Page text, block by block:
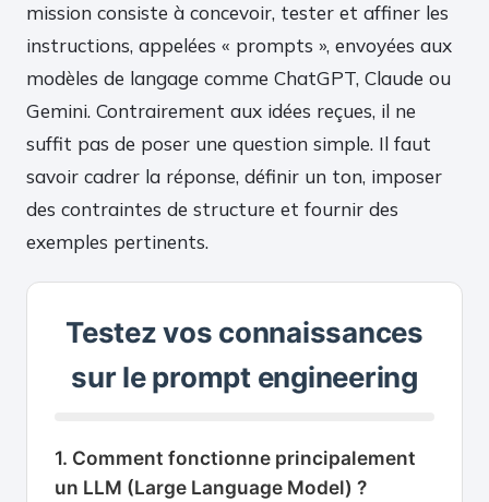
mission consiste à concevoir, tester et affiner les
instructions, appelées « prompts », envoyées aux
modèles de langage comme ChatGPT, Claude ou
Gemini. Contrairement aux idées reçues, il ne
suffit pas de poser une question simple. Il faut
savoir cadrer la réponse, définir un ton, imposer
des contraintes de structure et fournir des
exemples pertinents.
Testez vos connaissances
sur le prompt engineering
1. Comment fonctionne principalement
un LLM (Large Language Model) ?